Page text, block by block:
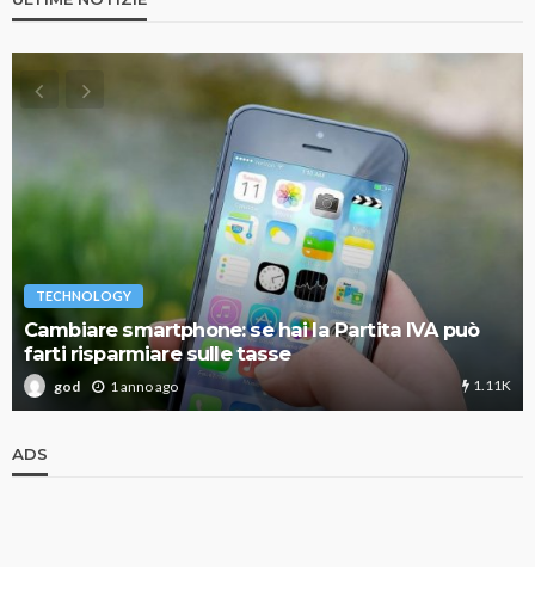
TECHNOLOGY
Cambiare smartphone: se hai la Partita IVA può
farti risparmiare sulle tasse
god 1 anno ago 1.11K
ADS